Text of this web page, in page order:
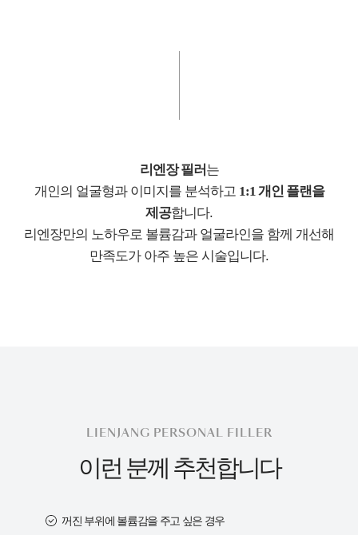
리엔장 필러 는
개인의 얼굴형과 이미지를 분석하고 1:1 개인 플랜을
제공합니다.
리엔장만의 노하우로 볼륨감과 얼굴라인을 함께 개선해
만족도가 아주 높은 시술입니다.
LIENJANG PERSONAL FILLER
이런 분께 추천합니다
꺼진 부위에 볼륨감을 주고 싶은 경우